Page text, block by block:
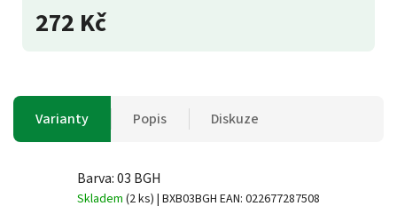
272 Kč
Varianty Popis Diskuze
Barva: 03 BGH
Skladem (2 ks) | BXB03BGH EAN: 022677287508